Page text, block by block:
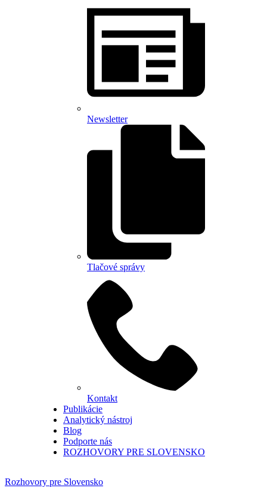
Newsletter
Tlačové správy
Kontakt
Publikácie
Analytický nástroj
Blog
Podporte nás
ROZHOVORY PRE SLOVENSKO
Rozhovory pre Slovensko